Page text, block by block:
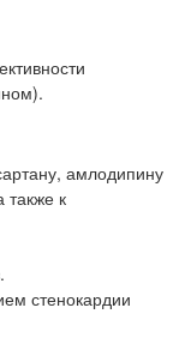
амлодипину
также к
стенокардии